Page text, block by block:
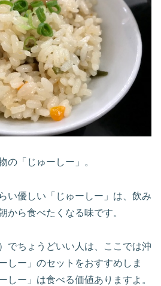
の「じゅーしー」。
い優しい「じゅーしー」は、飲み
から食べたくなる味です。
でちょうどいい人は、ここでは沖
しー」のセットをおすすめしま
しー」は食べる価値ありますよ。